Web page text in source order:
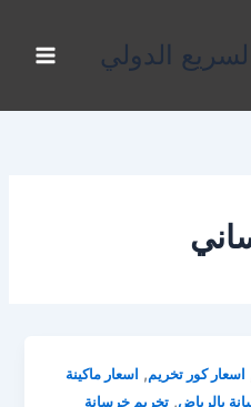
الدولي
اسعار كور تخريم, اسعار ماكينة
بالرياض,تخريم خرسانة